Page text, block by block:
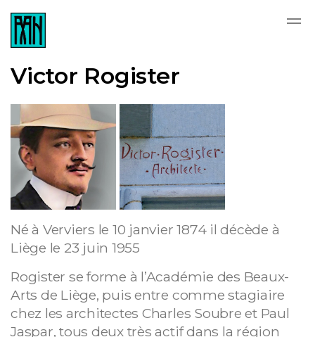
Victor Rogister
Né à Verviers le 10 janvier 1874 il décède à
Liège le 23 juin 1955
Rogister se forme à l’Académie des Beaux-
Arts de Liège, puis entre comme stagiaire
chez les architectes Charles Soubre et Paul
Jaspar, tous deux très actif dans la région